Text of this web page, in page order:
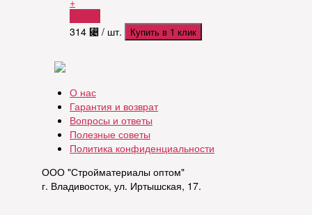
314 ⃄ / шт. Купить в 1 клик
О нас
Гарантия и возврат
Вопросы и ответы
Полезные советы
Политика конфиденциальности
ООО "Стройматериалы оптом"
г. Владивосток, ул. Иртышская, 17.